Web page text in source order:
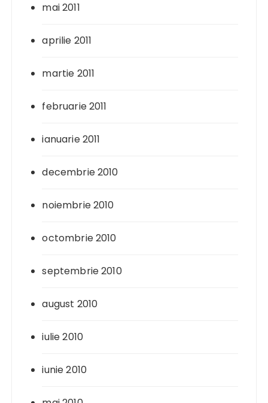
mai 2011
aprilie 2011
martie 2011
februarie 2011
ianuarie 2011
decembrie 2010
noiembrie 2010
octombrie 2010
septembrie 2010
august 2010
iulie 2010
iunie 2010